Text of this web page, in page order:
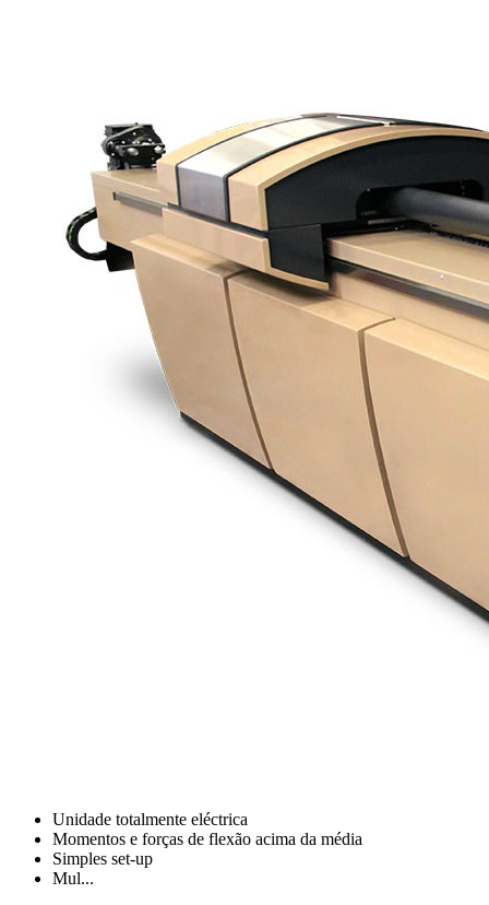
Unidade totalmente eléctrica
Momentos e forças de flexão acima da média
Simples set-up
Mul...